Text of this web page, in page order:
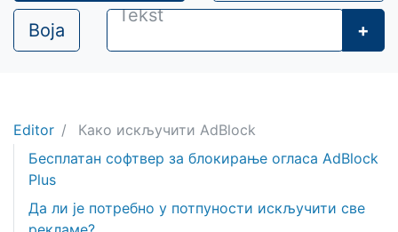
Boja +
Editor
Како искључити AdBlock
Бесплатан софтвер за блокирање огласа AdBlock
Plus
Да ли је потребно у потпуности искључити све